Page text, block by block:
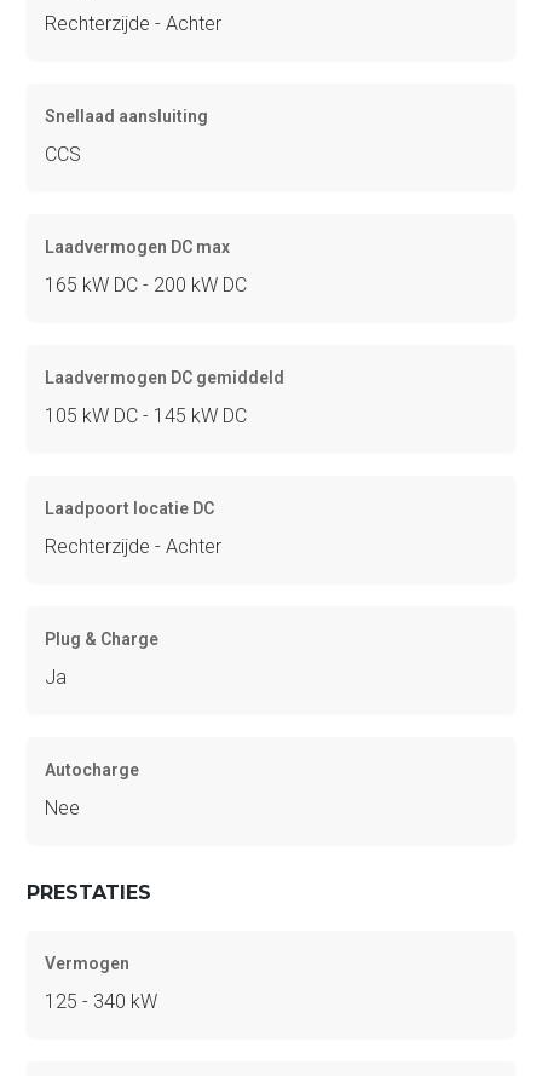
Rechterzijde - Achter
Snellaad aansluiting
CCS
Laadvermogen DC max
165 kW DC - 200 kW DC
Laadvermogen DC gemiddeld
105 kW DC - 145 kW DC
Laadpoort locatie DC
Rechterzijde - Achter
Plug & Charge
Ja
Autocharge
Nee
PRESTATIES
Vermogen
125 - 340 kW